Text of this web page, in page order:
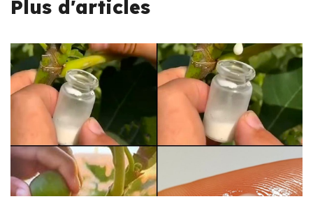
Plus d'articles